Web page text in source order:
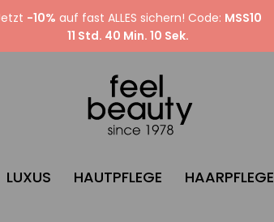
-10% auf fast ALLES sichern! Code: MSS10
11 Std. 40 Min. 9 Sek.
LUXUS HAUTPFLEGE HAARPFLEGE